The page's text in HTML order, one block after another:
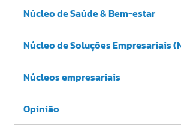
Núcleo de Saúde & Bem-estar
Núcleo de Soluções Empresariais
Núcleos empresariais
Opinião